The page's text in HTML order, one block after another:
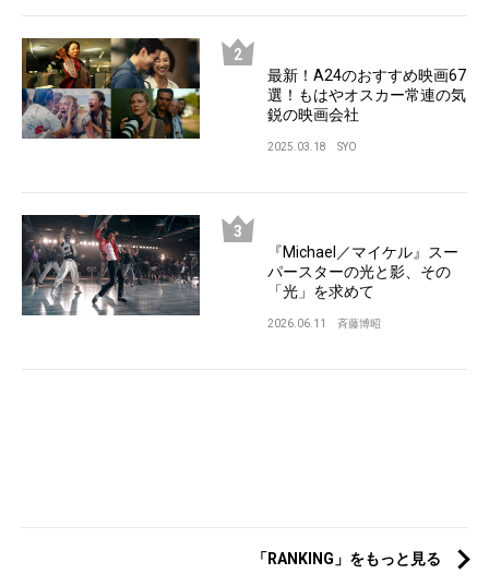
最新！A24のおすすめ映画67
選！もはやオスカー常連の気
鋭の映画会社
2025.03.18 SYO
『Michael／マイケル』スー
パースターの光と影、その
「光」を求めて
2026.06.11 斉藤博昭
「RANKING」をもっと見る